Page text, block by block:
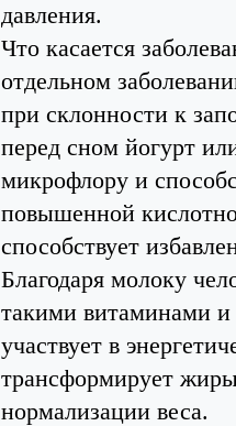
давления.
Что касается
отдельном
при склонности к
перед сном йогурт
микрофлору и
повышенной
способствует
Благодаря молоку
такими витаминами
участвует в
трансформирует
нормализации веса.